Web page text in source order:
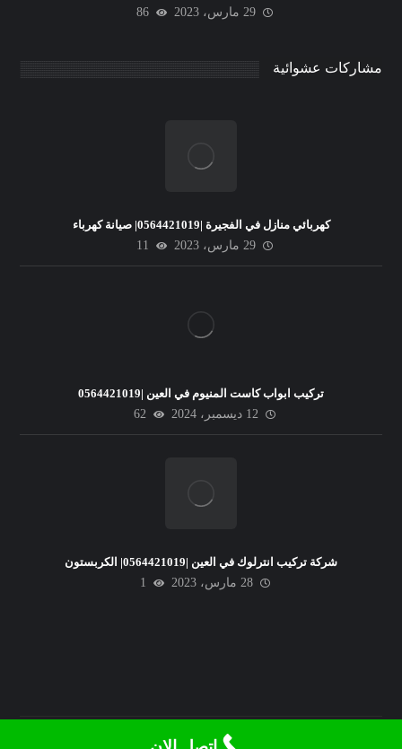
29 مارس، 2023
86
مشاركات عشوائية
كهربائي منازل في الفجيرة |0564421019| صيانة كهرباء
29 مارس، 2023
11
تركيب ابواب كاست المنيوم في العين |0564421019
12 ديسمبر، 2024
62
شركة تركيب انترلوك في العين |0564421019| الكربستون
28 مارس، 2023
1